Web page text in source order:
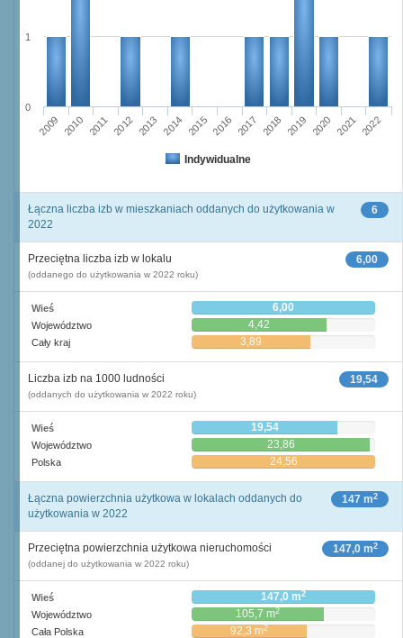
Indywidualne
2009 2010 2011 2012 2013 2014 2015 2016 2017 2018 2019 2020 2021 2022
0
1
6
Łączna liczba izb w mieszkaniach oddanych do użytkowania w
2022
6,00
Przeciętna liczba izb w lokalu
(oddanego do użytkowania w 2022 roku)
Wieś 6,00
Województwo 4,42
Cały kraj 3,89
19,54
Liczba izb na 1000 ludności
(oddanych do użytkowania w 2022 roku)
Wieś 19,54
Województwo 23,86
Polska 24,56
147 m2
Łączna powierzchnia użytkowa w lokalach oddanych do
użytkowania w 2022
147,0 m2
Przeciętna powierzchnia użytkowa nieruchomości
(oddanej do użytkowania w 2022 roku)
Wieś 147,0 m2
Województwo 105,7 m2
Cała Polska 92,3 m2